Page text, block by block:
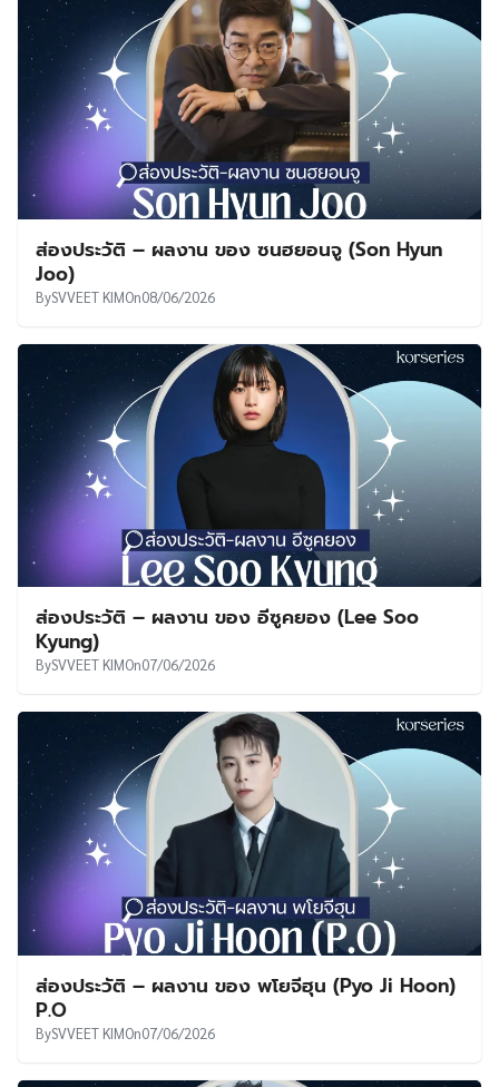
ส่องประวัติ – ผลงาน ของ ซนฮยอนจู (Son Hyun
Joo)
BySVVEET KIMOn08/06/2026
ส่องประวัติ – ผลงาน ของ อีซูคยอง (Lee Soo
Kyung)
BySVVEET KIMOn07/06/2026
ส่องประวัติ – ผลงาน ของ พโยจีฮุน (Pyo Ji Hoon)
P.O
BySVVEET KIMOn07/06/2026